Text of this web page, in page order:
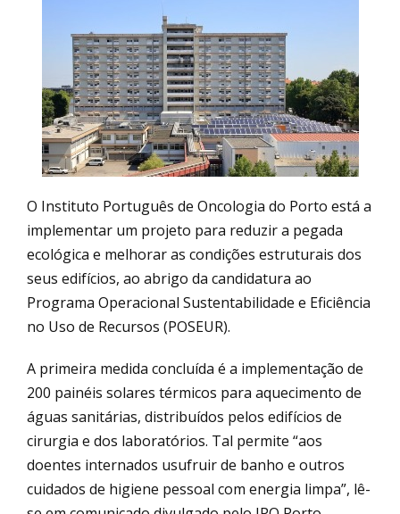
O Instituto Português de Oncologia do Porto está a
implementar um projeto para reduzir a pegada
ecológica e melhorar as condições estruturais dos
seus edifícios, ao abrigo da candidatura ao
Programa Operacional Sustentabilidade e Eficiência
no Uso de Recursos (POSEUR).
A primeira medida concluída é a implementação de
200 painéis solares térmicos para aquecimento de
águas sanitárias, distribuídos pelos edifícios de
cirurgia e dos laboratórios. Tal permite “aos
doentes internados usufruir de banho e outros
cuidados de higiene pessoal com energia limpa”, lê-